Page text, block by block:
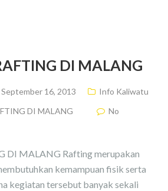
DI MALANG
September 16, 2013
Info Kaliwatu
DI MALANG
No
DI MALANG Rafting merupakan
kemampuan fisik serta
kegiatan tersebut banyak sekali